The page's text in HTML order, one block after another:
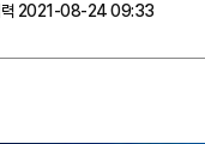
력 2021-08-24 09:33